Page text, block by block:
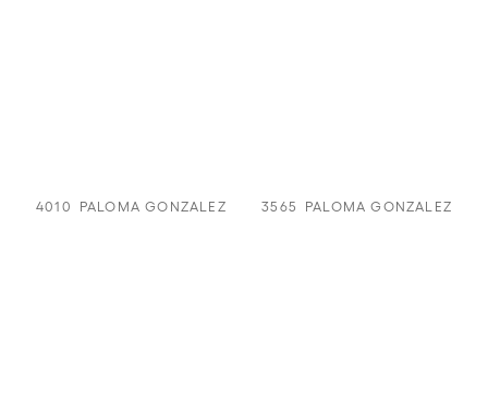
4010 PALOMA GONZALEZ 3565 PALOMA GONZALEZ